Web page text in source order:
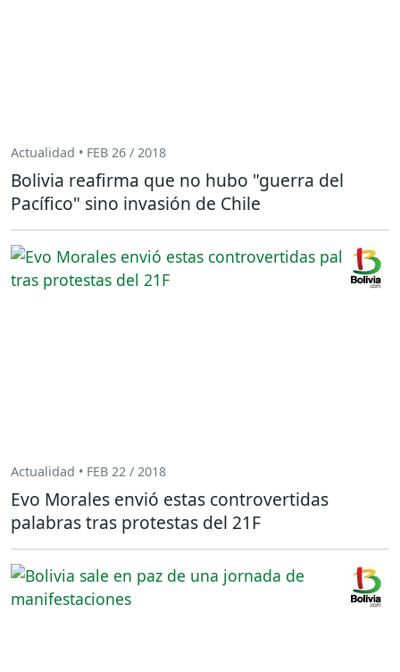
Actualidad • FEB 26 / 2018
Bolivia reafirma que no hubo "guerra del
Pacífico" sino invasión de Chile
Actualidad • FEB 22 / 2018
Evo Morales envió estas controvertidas
palabras tras protestas del 21F